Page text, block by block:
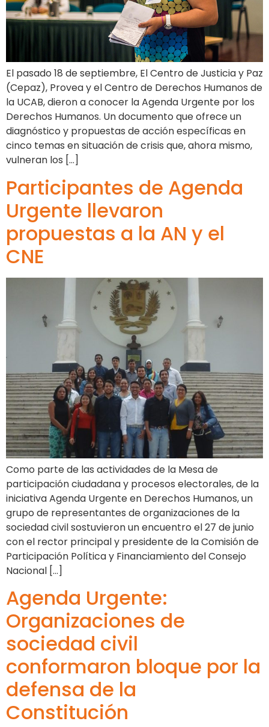
El pasado 18 de septiembre, El Centro de Justicia y Paz
(Cepaz), Provea y el Centro de Derechos Humanos de
la UCAB, dieron a conocer la Agenda Urgente por los
Derechos Humanos. Un documento que ofrece un
diagnóstico y propuestas de acción específicas en
cinco temas en situación de crisis que, ahora mismo,
vulneran los […]
Participantes de Agenda
Urgente llevaron
propuestas a la AN y el
CNE
Como parte de las actividades de la Mesa de
participación ciudadana y procesos electorales, de la
iniciativa Agenda Urgente en Derechos Humanos, un
grupo de representantes de organizaciones de la
sociedad civil sostuvieron un encuentro el 27 de junio
con el rector principal y presidente de la Comisión de
Participación Política y Financiamiento del Consejo
Nacional […]
Agenda Urgente:
Organizaciones de
sociedad civil
conformaron bloque por la
defensa de la
Constitución